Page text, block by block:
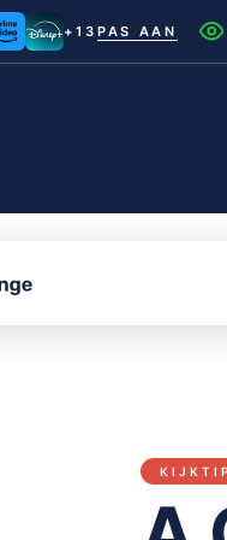
+13 PAS AAN
Netflix
KIJKTIP